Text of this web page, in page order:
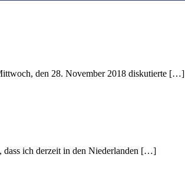
den 28. November 2018 diskutierte […]
dass ich derzeit in den Niederlanden […]